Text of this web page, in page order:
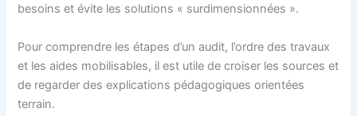
besoins et évite les solutions « surdimensionnées ».
Pour comprendre les étapes d’un audit, l’ordre des travaux
et les aides mobilisables, il est utile de croiser les sources et
de regarder des explications pédagogiques orientées
terrain.